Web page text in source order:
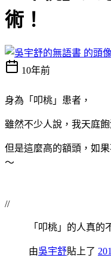
術！
10年前
身為「叩桃」患者，
雖然不少人說，我天庭飽
但是這麼高的額頭，如
～
//
「叩桃」的人真的
由吳宇舒貼上了